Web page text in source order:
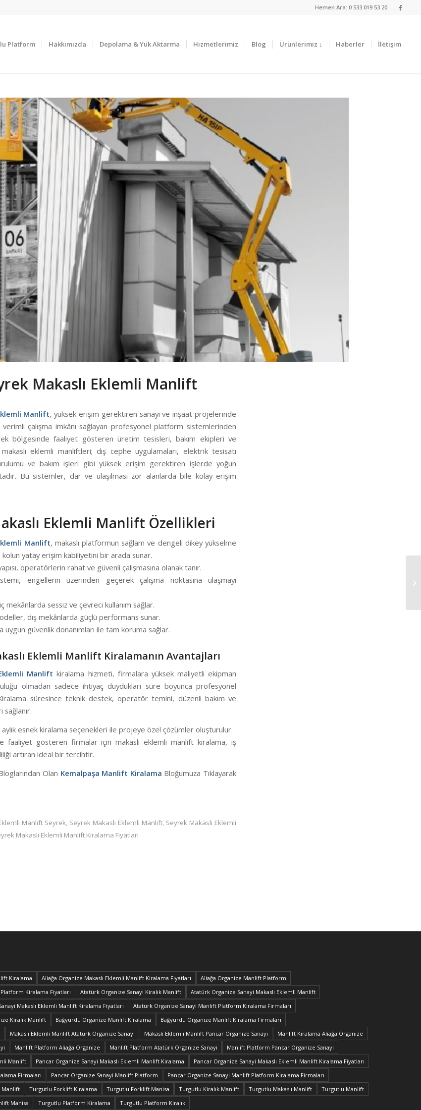
Hemen Ara: 0 533 019 53 20
Platform Hakkımızda Depolama & Yük Aktarma Hizmetlerimiz Blog Ürünlerimiz ↓ Haberler İletişim
Makaslı Eklemli Manlift
Manlift, yüksek erişim gerektiren sanayi ve inşaat projelerinde
çalışma imkânı sağlayan profesyonel platform sistemlerinden
bölgesinde faaliyet gösteren üretim tesisleri, bakım ekipleri ve
eklemli manliftleri; dış cephe uygulamaları, elektrik tesisatı
ve bakım işleri gibi yüksek erişim gerektiren işlerde yoğun
Bu sistemler, dar ve ulaşılması zor alanlarda bile kolay erişim
Eklemli Manlift Özellikleri
Manlift, makaslı platformun sağlam ve dengeli dikey yükselme
kolun yatay erişim kabiliyetini bir arada sunar.
operatörlerin rahat ve güvenli çalışmasına olanak tanır.
engellerin üzerinden geçerek çalışma noktasına ulaşmayı
mekânlarda sessiz ve çevreci kullanım sağlar.
dış mekânlarda güçlü performans sunar.
uygun güvenlik donanımları ile tam koruma sağlar.
Eklemli Manlift Kiralamanın Avantajları
Manlift kiralama hizmeti, firmalara yüksek maliyetli ekipman
olmadan sadece ihtiyaç duydukları süre boyunca profesyonel
süresince teknik destek, operatör temini, düzenli bakım ve
aylık esnek kiralama seçenekleri ile projeye özel çözümler oluşturulur.
faaliyet gösteren firmalar için makaslı eklemli manlift kiralama, iş
artıran ideal bir tercihtir.
Olan Kemalpaşa Manlift Kiralama Bloğumuza Tıklayarak
Manlift Seyrek, Seyrek Makaslı Eklemli Manlift, Seyrek Makaslı Eklemli
Makaslı Eklemli Manlift Kiralama Fiyatları
Kiralama Aliağa Organize Makaslı Eklemli Manlift Kiralama Fiyatları
Aliağa Organize Manlift Platform
Kiralama Fiyatları Atatürk Organize Sanayi Kiralık Manlift
Atatürk Organize Sanayi Makaslı Eklemli Manlift
Makaslı Eklemli Manlift Kiralama Fiyatları
Atatürk Organize Sanayi Manlift Platform Kiralama Firmaları
Kiralık Manlift Bağyurdu Organize Manlift Kiralama
Bağyurdu Organize Manlift Kiralama Firmaları
Makaslı Eklemli Manlift Atatürk Organize Sanayi Makaslı Eklemli Manlift Pancar Organize Sanayi
Manlift Kiralama Aliağa Organize
Manlift Platform Aliağa Organize Manlift Platform Atatürk Organize Sanayi
Manlift Platform Pancar Organize Sanayi
Manlift Pancar Organize Sanayi Makaslı Eklemli Manlift Kiralama
Pancar Organize Sanayi Makaslı Eklemli Manlift Kiralama Fiyatları
Firmaları Pancar Organize Sanayi Manlift Platform
Pancar Organize Sanayi Manlift Platform Kiralama Firmaları
Manlift Turgutlu Forklift Kiralama Turgutlu Forklift Manisa Turgutlu Kiralık Manlift Turgutlu Makaslı Manlift
Turgutlu Manlift
Manisa Turgutlu Platform Kiralama Turgutlu Platform Kiralık